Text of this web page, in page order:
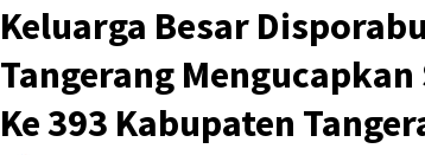
Keluarga Besar
Tangerang
Ke 393 Kabupaten